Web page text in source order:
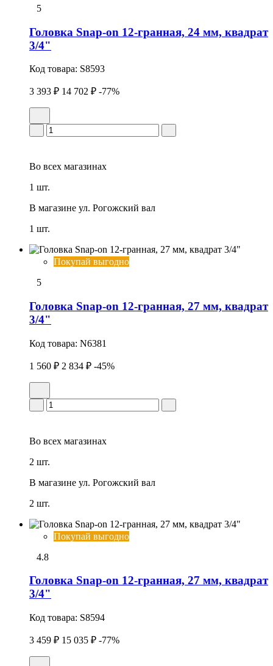
5
Головка Snap-on 12-гранная, 24 мм, квадрат
3/4"
Код товара: S8593
3 393 ₽ 14 702 ₽ -77%
Во всех магазинах
1 шт.
В магазине ул. Рогожский вал
1 шт.
Покупай выгодно
5
Головка Snap-on 12-гранная, 27 мм, квадрат
3/4"
Код товара: N6381
1 560 ₽ 2 834 ₽ -45%
Во всех магазинах
2 шт.
В магазине ул. Рогожский вал
2 шт.
Покупай выгодно
4.8
Головка Snap-on 12-гранная, 27 мм, квадрат
3/4"
Код товара: S8594
3 459 ₽ 15 035 ₽ -77%